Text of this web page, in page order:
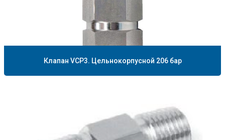
Клапан VCP3. Цельнокорпусной 206 бар